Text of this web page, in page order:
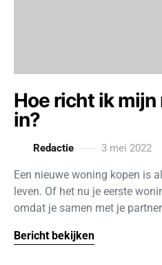
Hoe richt ik
in?
Redactie 3 mei 2022
Een nieuwe woning kopen is
leven. Of het nu je eerste
omdat je samen met je
Bericht bekijken